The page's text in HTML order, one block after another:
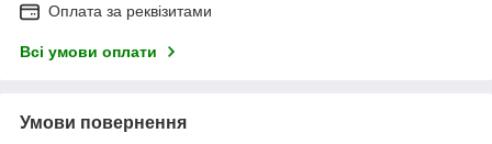
Оплата за реквізитами
Всі умови оплати
Умови повернення